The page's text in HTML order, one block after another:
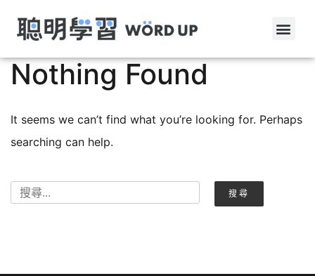
Nothing Found
It seems we can’t find what you’re looking for. Perhaps
searching can help.